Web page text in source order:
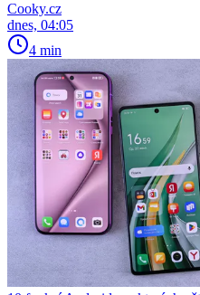
Cooky.cz
dnes, 04:05
4 min